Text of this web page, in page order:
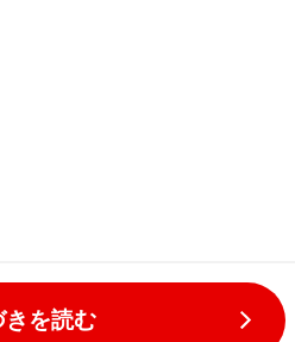
きを読む